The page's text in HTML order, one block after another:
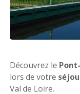
Découvrez le
lors de votre
Val de Loire.